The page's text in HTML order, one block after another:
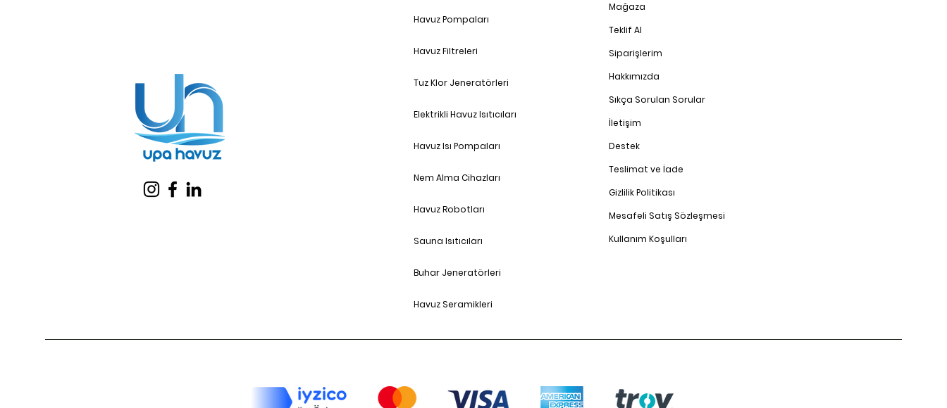
Havuz Pompaları
Havuz Filtreleri
Tuz Klor Jeneratörleri
Elektrikli Havuz Isıtıcıları
Havuz Isı Pompaları
Nem Alma Cihazları
Havuz Robotları
Sauna Isıtıcıları
Buhar Jeneratörleri
Havuz Seramikleri
Mağaza
Teklif Al
Siparişlerim
Hakkımızda
Sıkça Sorulan Sorular
İletişim
Destek
Teslimat ve İade
Gizlilik Politikası
Mesafeli Satış Sözleşmesi
Kullanım Koşulları